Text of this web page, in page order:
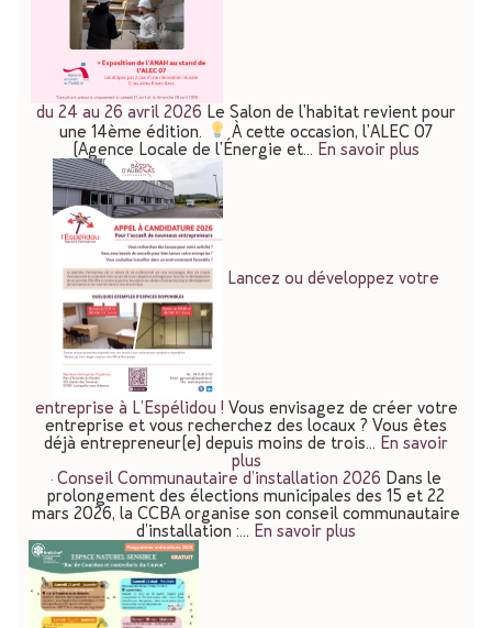
du 24 au 26 avril 2026 Le Salon de l'habitat revient pour
une 14ème édition.
À cette occasion, l'ALEC 07
(Agence Locale de l'Énergie et… En savoir plus
Lancez ou développez votre
entreprise à L’Espélidou ! Vous envisagez de créer votre
entreprise et vous recherchez des locaux ? Vous êtes
déjà entrepreneur(e) depuis moins de trois… En savoir
plus
Conseil Communautaire d’installation 2026 Dans le
prolongement des élections municipales des 15 et 22
mars 2026, la CCBA organise son conseil communautaire
d’installation :… En savoir plus